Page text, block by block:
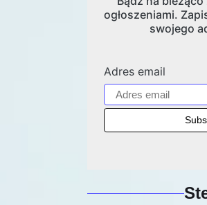
ogłoszeniami.
swojego
Adres email